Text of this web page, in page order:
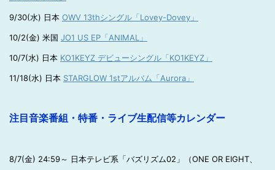
9/30(水) 日本 OWV 13thシングル「Lovey-Dovey」
10/2(金) 米国 JO1 US EP「ANIMAL」
10/7(水) 日本 KO1KEYZ デビューシングル「KO1KEYZ」
11/18(水) 日本 STARGLOW 1stアルバム「Aurora」
注目音楽番組・特番・ライブ生配信等カレンダー
8/7(金) 24:59～ 日本テレビ系「バズリズム02」（ONE OR EIGHT、